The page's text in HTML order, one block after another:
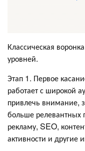
Классическая
уровней.
Этап 1. Первое
работает с широкой
привлечь внимание,
больше релевантных
рекламу, SEO,
активности и другие